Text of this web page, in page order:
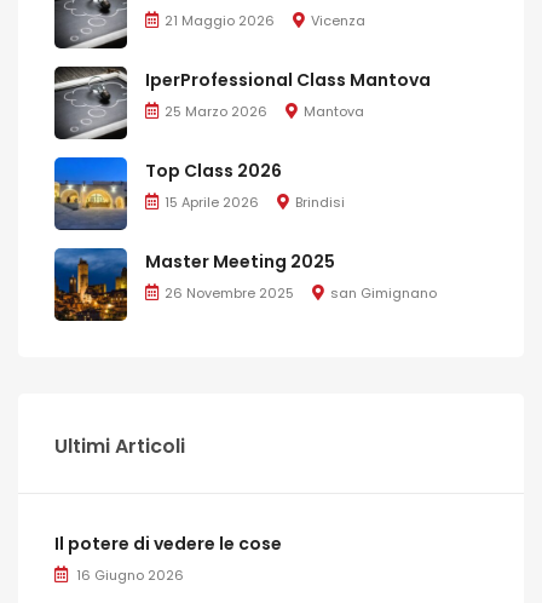
21 Maggio 2026 Vicenza
IperProfessional Class Mantova
25 Marzo 2026 Mantova
Top Class 2026
15 Aprile 2026 Brindisi
Master Meeting 2025
26 Novembre 2025 san Gimignano
Ultimi Articoli
Il potere di vedere le cose
16 Giugno 2026